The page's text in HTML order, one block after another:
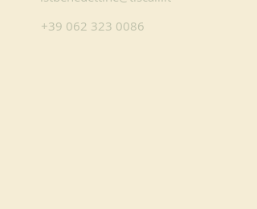
+39 062 323 0086